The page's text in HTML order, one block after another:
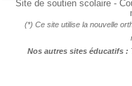
Site de soutien scolaire -
(*) Ce site utilise la nouvelle
Nos autres sites éducatifs :